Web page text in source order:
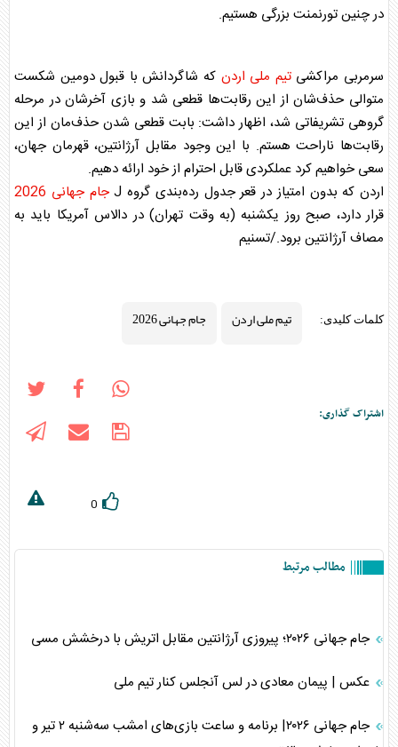
در چنین تورنمنت بزرگی هستیم.
سرمربی مراکشیتیم ملی اردن که شاگردانش با قبول دومین شکست
متوالی حذف‌شان از این رقابت‌ها قطعی شد و بازی آخرشان در مرحله
گروهی تشریفاتی شد، اظهار داشت: بابت قطعی شدن حذف‌مان از این
رقابت‌ها ناراحت هستم. با این وجود مقابل آرژانتین، قهرمان جهان،
سعی خواهیم کرد عملکردی قابل احترام از خود ارائه دهیم.
اردن که بدون امتیاز در قعر جدول رده‌بندی گروه J
جام جهانی 2026
قرار دارد، صبح روز یکشنبه (به وقت تهران) در دالاس آمریکا باید به
مصاف آرژانتین برود./تسنیم
کلمات کلیدی: تیم ملی اردن جام جهانی 2026
اشتراک گذاری:
0
مطالب مرتبط
جام جهانی ۲۰۲۶؛ پیروزی آرژانتین مقابل اتریش با درخشش مسی
عکس | پیمان معادی در لس آنجلس کنار تیم ملی
جام جهانی ۲۰۲۶| برنامه و ساعت بازی‌های امشب سه‌شنبه ۲ تیر و